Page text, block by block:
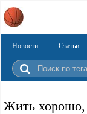
Новости Статьи
Жить